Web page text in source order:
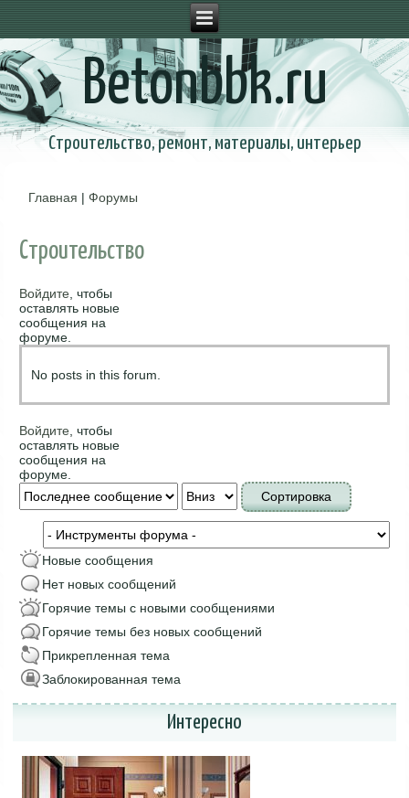
Betonbbk.ru
Строительство, ремонт, материалы, интерьер
Вы здесь
Главная |Форумы
Строительство
Войдите , чтобы
оставлять новые
сообщения на
форуме.
No posts in this forum.
Войдите , чтобы
оставлять новые
сообщения на
форуме.
Сортировка по
Сортировка
Новые сообщения
Нет новых сообщений
Горячие темы с новыми сообщениями
Горячие темы без новых сообщений
Прикрепленная тема
Заблокированная тема
Интересно